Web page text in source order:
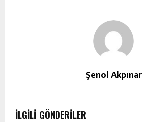
Şenol Akpınar
İLGILI GÖNDERILER